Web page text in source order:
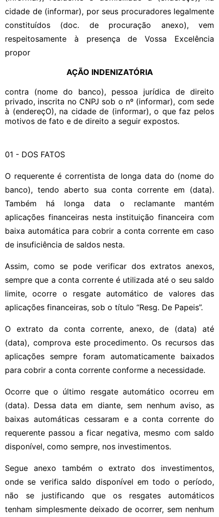
cidade de (informar), por seus procuradores legalmente
constituídos (doc. de procuração anexo), vem
respeitosamente à presença de Vossa Excelência
propor
AÇÃO INDENIZATÓRIA
contra (nome do banco), pessoa jurídica de direito
privado, inscrita no CNPJ sob o nº (informar), com sede
à (endereçO), na cidade de (informar), o que faz pelos
motivos de fato e de direito a seguir expostos.
01 - DOS FATOS
O requerente é correntista de longa data do (nome do
banco), tendo aberto sua conta corrente em (data).
Também há longa data o reclamante mantém
aplicações financeiras nesta instituição financeira com
baixa automática para cobrir a conta corrente em caso
de insuficiência de saldos nesta.
Assim, como se pode verificar dos extratos anexos,
sempre que a conta corrente é utilizada até o seu saldo
limite, ocorre o resgate automático de valores das
aplicações financeiras, sob o título “Resg. De Papeis”.
O extrato da conta corrente, anexo, de (data) até
(data), comprova este procedimento. Os recursos das
aplicações sempre foram automaticamente baixados
para cobrir a conta corrente conforme a necessidade.
Ocorre que o último resgate automático ocorreu em
(data). Dessa data em diante, sem nenhum aviso, as
baixas automáticas cessaram e a conta corrente do
requerente passou a ficar negativa, mesmo com saldo
disponível, como sempre, nos investimentos.
Segue anexo também o extrato dos investimentos,
onde se verifica saldo disponível em todo o período,
não se justificando que os resgates automáticos
tenham simplesmente deixado de ocorrer, sem nenhum